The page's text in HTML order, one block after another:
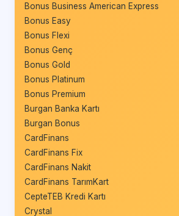
Bonus Business American Express
Bonus Easy
Bonus Flexi
Bonus Genç
Bonus Gold
Bonus Platinum
Bonus Premium
Burgan Banka Kartı
Burgan Bonus
CardFinans
CardFinans Fix
CardFinans Nakit
CardFinans TarımKart
CepteTEB Kredi Kartı
Crystal